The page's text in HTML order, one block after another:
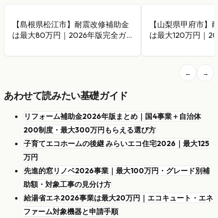
【島根県松江市】耐震改修補助金
は最大80万円｜2026年版完全ガ
【山梨県甲府市】
は最大120万円｜
← →
あわせて読みたい基礎ガイド
リフォーム補助金2026年版まとめ｜国4事業＋自治体
200制度・最大300万円もらえる選び方
子育てエコホームの後継 みらいエコ住宅2026｜最大125
万円
先進的窓リノベ2026事業｜最大100万円・グレード別補
助額・対象工事の見分け方
給湯省エネ2026事業は最大20万円｜エコキュート・エネ
ファーム対象機器と申請手順